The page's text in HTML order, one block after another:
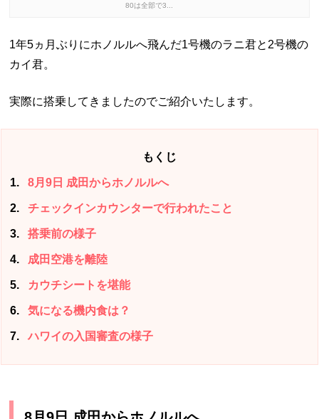
80は全部で3...
1年5ヵ月ぶりにホノルルへ飛んだ1号機のラニ君と2号機の
カイ君。
実際に搭乗してきましたのでご紹介いたします。
もくじ
1 8月9日 成田からホノルルへ
2 チェックインカウンターで行われたこと
3 搭乗前の様子
4 成田空港を離陸
5 カウチシートを堪能
6 気になる機内食は？
7 ハワイの入国審査の様子